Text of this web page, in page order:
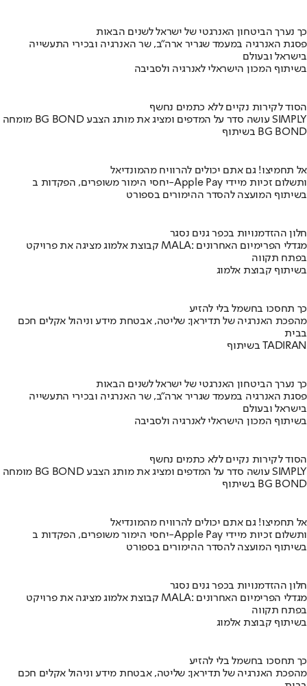
כך נערך הביטחון האנרגטי של ישראל לשנים הבאות
פסגת האנרגיה במעמד שגריר ארה"ב, שר האנרגיה ובכירי התעשייה
בישראל ובעולם
בשיתוף המכון הישראלי לאנרגיה ולסביבה
הסוד לקירות נקיים ללא כתמים נחשף
מומחה BG BOND עושה סדר על המדפים ומציג את מותג הצבע SIMPLY
בשיתוף BG BOND
אל תחמיצו! גם אתם יכולים להרוויח מהמונדיאל
יחסי הימור משופרים, הפקדות ב-Apple Pay ותשלום זכיות מיידי
בשיתוף המועצה להסדר ההימורים בספורט
חלון ההזדמנויות בכפר גנים נסגר
קבוצת אלמוג מציגה את פרויקט MALA: מגדלי הפרימיום האחרונים
בפתח תקווה
בשיתוף קבוצת אלמוג
כך תחסכו בחשמל בלי להזיע
מהפכת האנרגיה של תדיראן: שליטה, אבטחת מידע וניהול אקלים חכם
בבית
בשיתוף TADIRAN
כך נערך הביטחון האנרגטי של ישראל לשנים הבאות
פסגת האנרגיה במעמד שגריר ארה"ב, שר האנרגיה ובכירי התעשייה
בישראל ובעולם
בשיתוף המכון הישראלי לאנרגיה ולסביבה
הסוד לקירות נקיים ללא כתמים נחשף
מומחה BG BOND עושה סדר על המדפים ומציג את מותג הצבע SIMPLY
בשיתוף BG BOND
אל תחמיצו! גם אתם יכולים להרוויח מהמונדיאל
יחסי הימור משופרים, הפקדות ב-Apple Pay ותשלום זכיות מיידי
בשיתוף המועצה להסדר ההימורים בספורט
חלון ההזדמנויות בכפר גנים נסגר
קבוצת אלמוג מציגה את פרויקט MALA: מגדלי הפרימיום האחרונים
בפתח תקווה
בשיתוף קבוצת אלמוג
כך תחסכו בחשמל בלי להזיע
מהפכת האנרגיה של תדיראן: שליטה, אבטחת מידע וניהול אקלים חכם